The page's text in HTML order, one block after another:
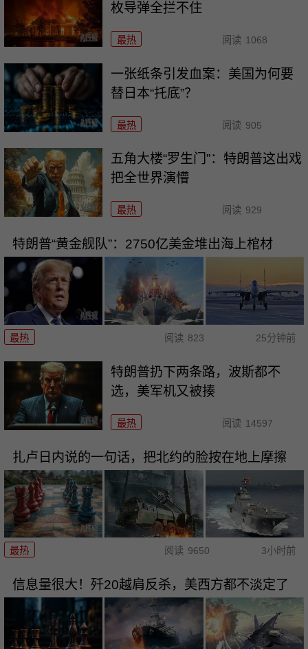
枚导弹全拦不住
最热 阅读 1068
一张纸条引发血案：美国为何要
替日本“托底”？
最热 阅读 905
五角大楼“罗生门”：特朗普这出戏
把全世界演懵
最热 阅读 929
特朗普“黄金舰队”：2750亿美金堆出海上棺材
最热 阅读 823 25分钟前
特朗普扔下两条路，波斯都不
选，美军机又被揍
最热 阅读 14597
扎卢日内说的一句话，把北约的脸按在地上摩擦
最热 阅读 9650 3小时前
信息量很大！歼20越肩反杀，美西方都不淡定了